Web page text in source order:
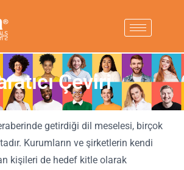
Çeviri
getirdiği dil meselesi, birçok
Kurumların ve şirketlerin kendi
kişileri de hedef kitle olarak